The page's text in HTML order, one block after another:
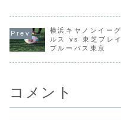
横浜キヤノンイーグ
ルス vs 東芝ブレイ
ブルーパス東京
コメント